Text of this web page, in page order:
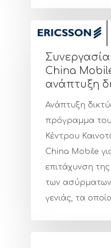
Hit enter to search
China
ανάπτυξη
Ανάπτυξη
πρόγραμμα του
Κέντρου
China Mobile
επιτάχυνση
των ασύρματων
γενιάς, τα